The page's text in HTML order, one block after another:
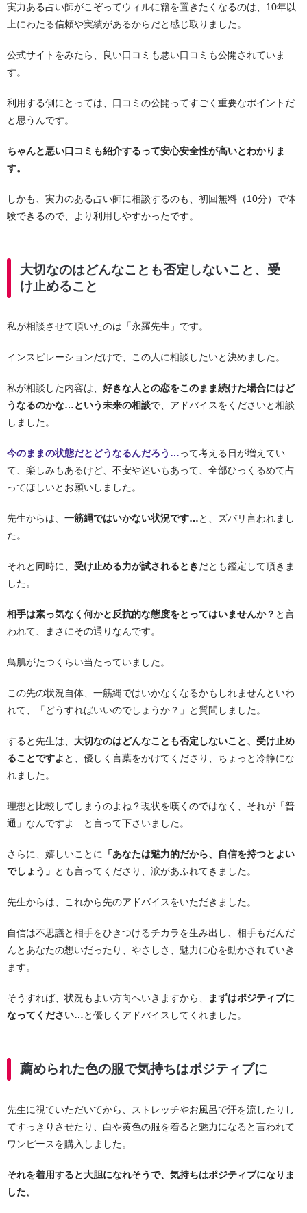
実力ある占い師がこぞってウィルに籍を置きたくなるのは、10年以
上にわたる信頼や実績があるからだと感じ取りました。
公式サイトをみたら、良い口コミも悪い口コミも公開されていま
す。
利用する側にとっては、口コミの公開ってすごく重要なポイントだ
と思うんです。
ちゃんと悪い口コミも紹介するって安心安全性が高いとわかりま
す。
しかも、実力のある占い師に相談するのも、初回無料（10分）で体
験できるので、より利用しやすかったです。
大切なのはどんなことも否定しないこと、受
け止めること
私が相談させて頂いたのは「永羅先生」です。
インスピレーションだけで、この人に相談したいと決めました。
私が相談した内容は、 好きな人との恋をこのまま続けた場合にはど
うなるのかな…という未来の相談で、アドバイスをくださいと相談
しました。
今のままの状態だとどうなるんだろう…って考える日が増えてい
て、楽しみもあるけど、不安や迷いもあって、全部ひっくるめて占
ってほしいとお願いしました。
先生からは、 一筋縄ではいかない状況です…と、ズバリ言われまし
た。
それと同時に、 受け止める力が試されるときだとも鑑定して頂きま
した。
相手は素っ気なく何かと反抗的な態度をとってはいませんか？ と言
われて、まさにその通りなんです。
鳥肌がたつくらい当たっていました。
この先の状況自体、一筋縄ではいかなくなるかもしれませんといわ
れて、「どうすればいいのでしょうか？」と質問しました。
すると先生は、 大切なのはどんなことも否定しないこと、受け止め
ることですよ と、優しく言葉をかけてくださり、ちょっと冷静にな
れました。
理想と比較してしまうのよね？現状を嘆くのではなく、それが「普
通」なんですよ…と言って下さいました。
さらに、嬉しいことに
「あなたは魅力的だから、自信を持つとよい
でしょう」 とも言ってくださり、涙があふれてきました。
先生からは、これから先のアドバイスをいただきました。
自信は不思議と相手をひきつけるチカラを生み出し、相手もだんだ
んとあなたの想いだったり、やさしさ、魅力に心を動かされていき
ます。
そうすれば、状況もよい方向へいきますから、
まずはポジティブに
なってください…と優しくアドバイスしてくれました。
薦められた色の服で気持ちはポジティブに
先生に視ていただいてから、ストレッチやお風呂で汗を流したりし
てすっきりさせたり、白や黄色の服を着ると魅力になると言われて
ワンピースを購入しました。
それを着用すると大胆になれそうで、気持ちはポジティブになりま
した。